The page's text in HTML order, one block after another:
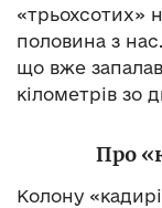
«трьохсотих»
половина з
що вже
кілометрів зо
Про
Колону